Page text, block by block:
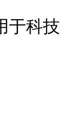
于科技